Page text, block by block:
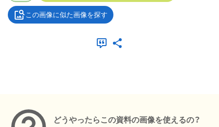
この画像に似た画像を探す
どうやったらこの資料の画像を使えるの？